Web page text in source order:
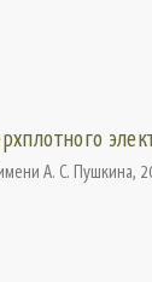
А. С. Пушкина,